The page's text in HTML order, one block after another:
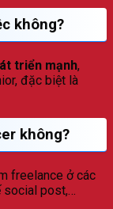
không?
triển mạnh,
đặc biệt là
không?
freelance ở các
social post,…